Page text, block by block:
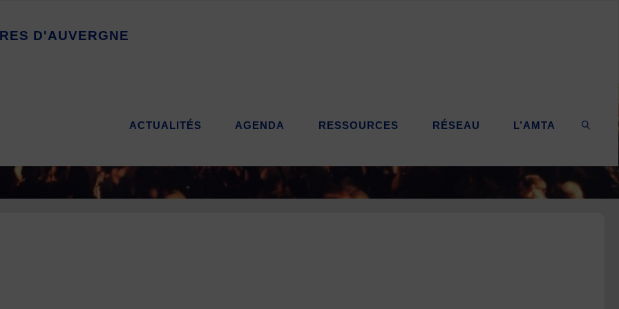
RES D'AUVERGNE
ACTUALITÉS AGENDA RESSOURCES RÉSEAU L’AMTA